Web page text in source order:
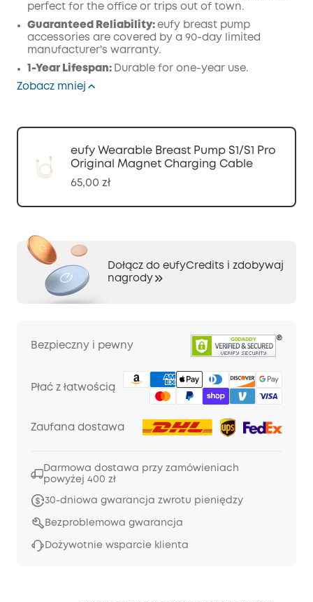
perfect for the office or trips out of town.
Guaranteed Reliability: eufy breast pump
accessories are covered by a 90-day limited
manufacturer's warranty.
1-Year Lifespan: Durable for one-year use.
Zobacz mniej
eufy Wearable Breast Pump S1/S1 Pro
Original Magnet Charging Cable
65,00 zł
Dołącz do eufyCredits i zdobywaj
nagrody
Bezpieczny i pewny
Płać z łatwością
Zaufana dostawa
Darmowa dostawa przy zamówieniach
powyżej 400 zł
30-dniowa gwarancja zwrotu pieniędzy
Bezproblemowa gwarancja
Dożywotnie wsparcie klienta